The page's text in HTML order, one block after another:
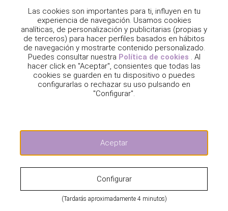
Ofertas de Tren AVE + Ocio en Castellón
Las cookies son importantes para ti, influyen en tu
experiencia de navegación. Usamos cookies
analíticas, de personalización y publicitarias (propias y
de terceros) para hacer perfiles basados en hábitos
de navegación y mostrarte contenido personalizado.
Puedes consultar nuestra Política de cookies . Al
hacer click en "Aceptar", consientes que todas las
cookies se guarden en tu dispositivo o puedes
configurarlas o rechazar su uso pulsando en
"Configurar".
Aceptar
Configurar
(Tardarás aproximadamente 4 minutos)